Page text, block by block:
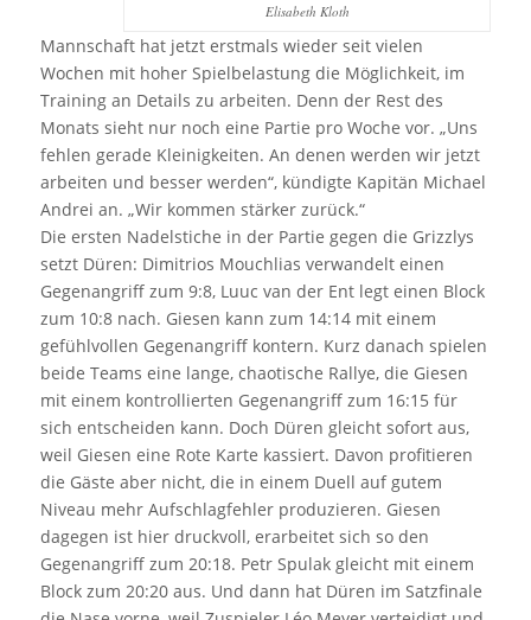
Elisabeth Kloth
Mannschaft hat jetzt erstmals wieder seit vielen
Wochen mit hoher Spielbelastung die Möglichkeit, im
Training an Details zu arbeiten. Denn der Rest des
Monats sieht nur noch eine Partie pro Woche vor. „Uns
fehlen gerade Kleinigkeiten. An denen werden wir jetzt
arbeiten und besser werden“, kündigte Kapitän Michael
Andrei an. „Wir kommen stärker zurück.“
Die ersten Nadelstiche in der Partie gegen die Grizzlys
setzt Düren: Dimitrios Mouchlias verwandelt einen
Gegenangriff zum 9:8, Luuc van der Ent legt einen Block
zum 10:8 nach. Giesen kann zum 14:14 mit einem
gefühlvollen Gegenangriff kontern. Kurz danach spielen
beide Teams eine lange, chaotische Rallye, die Giesen
mit einem kontrollierten Gegenangriff zum 16:15 für
sich entscheiden kann. Doch Düren gleicht sofort aus,
weil Giesen eine Rote Karte kassiert. Davon profitieren
die Gäste aber nicht, die in einem Duell auf gutem
Niveau mehr Aufschlagfehler produzieren. Giesen
dagegen ist hier druckvoll, erarbeitet sich so den
Gegenangriff zum 20:18. Petr Spulak gleicht mit einem
Block zum 20:20 aus. Und dann hat Düren im Satzfinale